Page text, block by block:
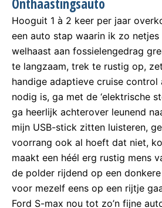
Onthaastingsauto
Hooguit 1 à 2 keer per jaar
een auto stap waarin ik zo
welhaast aan fossielengedrag
te langzaam, trek te rustig op,
handige adaptieve cruise control
nodig is, ga met de ‘elektrische
ga heerlijk achterover leunend
mijn USB-stick zitten luisteren,
voorrang ook al hoeft dat niet,
maakt een héél erg rustig mens
de polder rijdend op een
voor mezelf eens op een rijtje
Ford S-max nou tot zo’n fijne